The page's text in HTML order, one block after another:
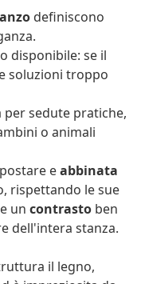
definiscono
disponibile: se il
soluzioni troppo
per sedute pratiche,
o animali
eabbinata
rispettando le sue
un contrasto ben
dell'intera stanza.
il legno,